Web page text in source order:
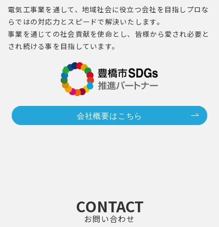
電気工事業を通して、地域社会に役立つ会社を目指し プロ な
らではの対応力とスピードで解決いたします。
事業を通じての社会貢献を使命とし、 皆様から愛され必要と
され続ける事を目指しています。
会社概要はこちら
CONTACT
お問い合わせ